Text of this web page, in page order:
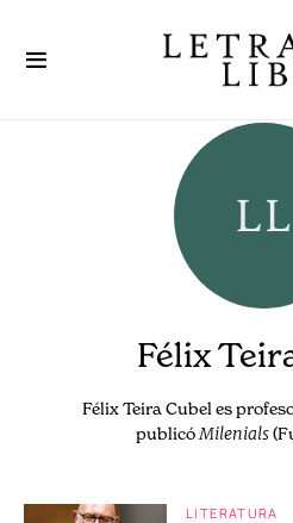
Félix
Félix Teira Cubel es
publicóMilenials
LITERATURA